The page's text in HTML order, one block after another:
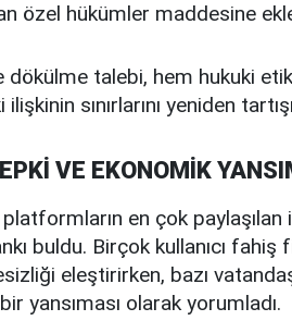
özel hükümler maddesine
dökülme talebi, hem hukuki
ilişkinin sınırlarını yeniden
VE EKONOMİK
en çok
buldu. Birçok kullanıcı fahiş
eleştirirken, bazı
yansıması olarak yorumladı.